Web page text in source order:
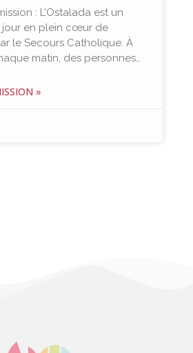
: L’Ostalada est un
jour en plein cœur de
le Secours Catholique. À
matin, des personnes…
»